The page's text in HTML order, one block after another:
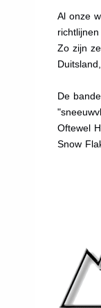
Al onze
Zo zijn
De
Oftewel
Snow